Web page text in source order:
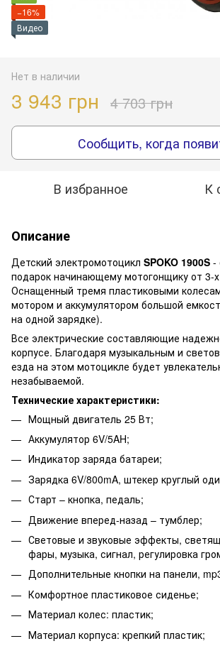
−16%
Видео
Нет в наличии
3 943 грн 4 703 грн
Сообщить, когда
В избранное К
Описание
Детский электромотоцикл SPOKO 1900S -
подарок начинающему мотогонщику от 3-
Оснащенный тремя пластиковыми
мотором и аккумулятором большой
на одной зарядке).
Все электрические составляющие
корпусе. Благодаря музыкальным и
езда на этом мотоцикле будет
незабываемой.
Технические характеристики:
Мощный двигатель 25 Вт;
Аккумулятор 6V/5AH;
Индикатор заряда батареи;
Зарядка 6V/800mA, штекер круглый
Старт – кнопка, педаль;
Движение вперед-назад – тумблер;
Световые и звуковые эффекты,
фары, музыка, сигнал, регулировка
Дополнительные кнопки на панели,
Комфортное пластиковое сиденье;
Материал колес: пластик;
Материал корпуса: крепкий пластик;